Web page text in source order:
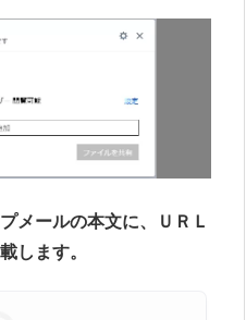
メールの本文に、ＵＲＬ
します。